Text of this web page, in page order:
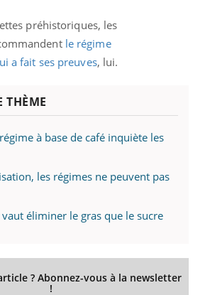
préhistoriques, les
le régime
a fait ses preuves, lui.
THÈME
à base de café inquiète les
les régimes ne peuvent pas
éliminer le gras que le sucre
? Abonnez-vous à la newsletter
!